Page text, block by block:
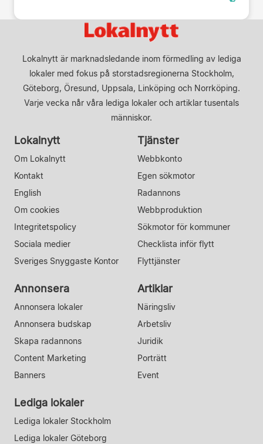
Lokalnytt är marknadsledande inom förmedling av lediga
lokaler med fokus på storstadsregionerna Stockholm,
Göteborg, Öresund, Uppsala, Linköping och Norrköping.
Varje vecka når våra lediga lokaler och artiklar tusentals
människor.
Lokalnytt
Om Lokalnytt
Kontakt
English
Om cookies
Integritetspolicy
Sociala medier
Sveriges Snyggaste Kontor
Tjänster
Webbkonto
Egen sökmotor
Radannons
Webbproduktion
Sökmotor för kommuner
Checklista inför flytt
Flyttjänster
Annonsera
Annonsera lokaler
Annonsera budskap
Skapa radannons
Content Marketing
Banners
Artiklar
Näringsliv
Arbetsliv
Juridik
Porträtt
Event
Lediga lokaler
Lediga lokaler Stockholm
Lediga lokaler Göteborg